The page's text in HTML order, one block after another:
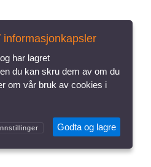
informasjonkapsler
Godta og lagre